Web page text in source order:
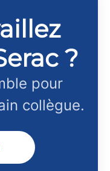
?
pour
collègue.